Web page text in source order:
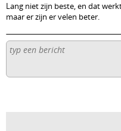
Lang niet zijn beste, en dat
maar er zijn er velen beter.